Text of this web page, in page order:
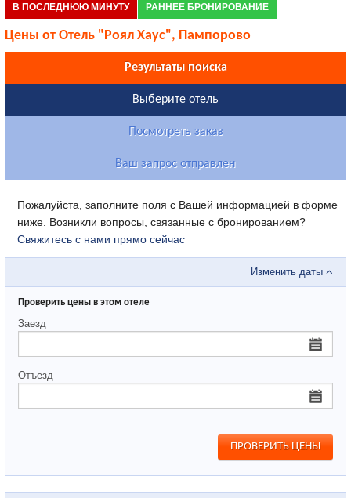
В ПОСЛЕДНЮЮ МИНУТУ РАННЕЕ БРОНИРОВАНИЕ
Цены от Отель "Роял Хаус", Пампорово
Результаты поиска
Выберите отель
Посмотреть заказ
Ваш запрос отправлен
Пожалуйста, заполните поля с Вашей информацией в форме
ниже. Возникли вопросы, связанные с бронированием?
Свяжитесь с нами прямо сейчас
Изменить даты
Проверить цены в этом отеле
Заезд
Отъезд